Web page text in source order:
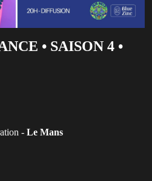
• SAISON 4 •
- Le Mans